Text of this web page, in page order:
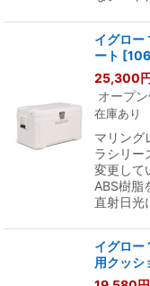
イグロ
ート [
25,300
オープ
在庫あり
マリング
ラシリー
変更して
ABS樹脂
直射日光
イグロー
用クッシ